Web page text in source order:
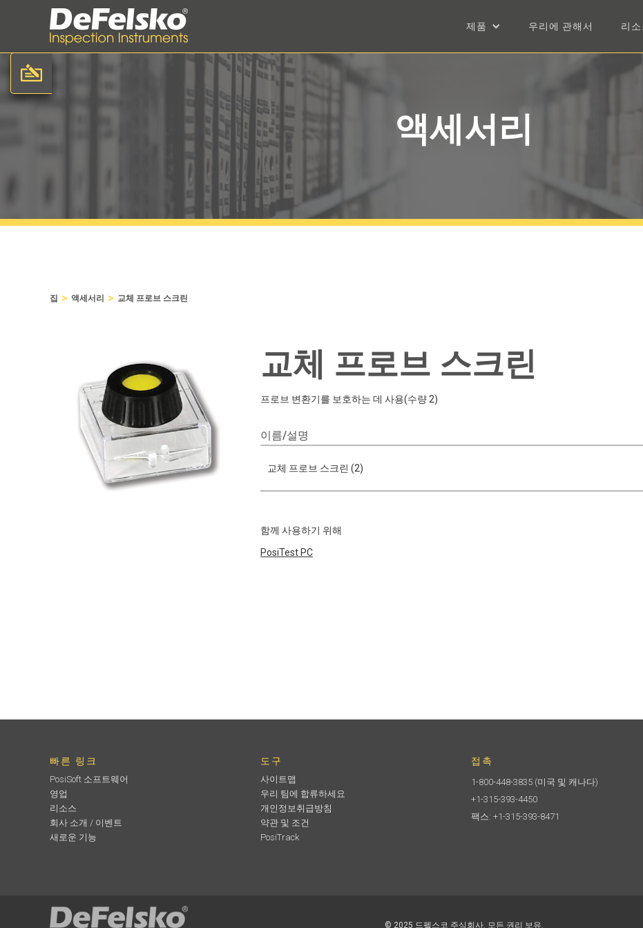
제품 우리에 관해서 리소
액세서리
집 > 액세서리 > 교체 프로브 스크린
교체 프로브 스크린
프로브 변환기를 보호하는 데 사용(수량 2)
이름/설명
교체 프로브 스크린 (2)
함께 사용하기 위해
PosiTest PC
빠른 링크
PosiSoft 소프트웨어
영업
리소스
회사 소개 / 이벤트
새로운 기능
도구
사이트맵
우리 팀에 합류하세요
개인정보취급방침
약관 및 조건
PosiTrack
접촉
1-800-448-3835 (미국 및 캐나다)
+1-315-393-4450
팩스: +1-315-393-8471
© 2025 드펠스코 주식회사. 모든 권리 보유.